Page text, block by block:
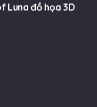
Luna đồ họa 3D